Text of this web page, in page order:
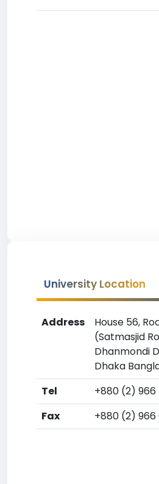
University Location
Address
House 56,
(Satmasjid
Dhanmondi
Dhaka
Tel
+880 (2) 966
Fax
+880 (2) 966